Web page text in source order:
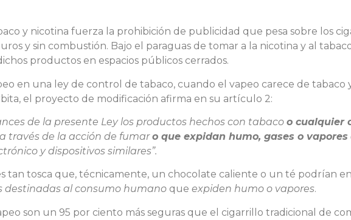
y nicotina fuerza la prohibición de publicidad que pesa sobre los
y sin combustión. Bajo el paraguas de tomar a la nicotina y al
productos en espacios públicos cerrados.
en una ley de control de tabaco, cuando el vapeo carece de tabaco
el proyecto de modificación afirma en su artículo 2:
de la presente Ley los productos hechos con tabaco o cualquier
a través de la acción de fumaro que expidan humo, gases o vapores
y dispositivos similares”.
tan tosca que, técnicamente, un chocolate caliente o un té podrían
destinadas al consumo humano que expiden humo o vapores.
son un 95 por ciento más seguras que el cigarrillo tradicional de